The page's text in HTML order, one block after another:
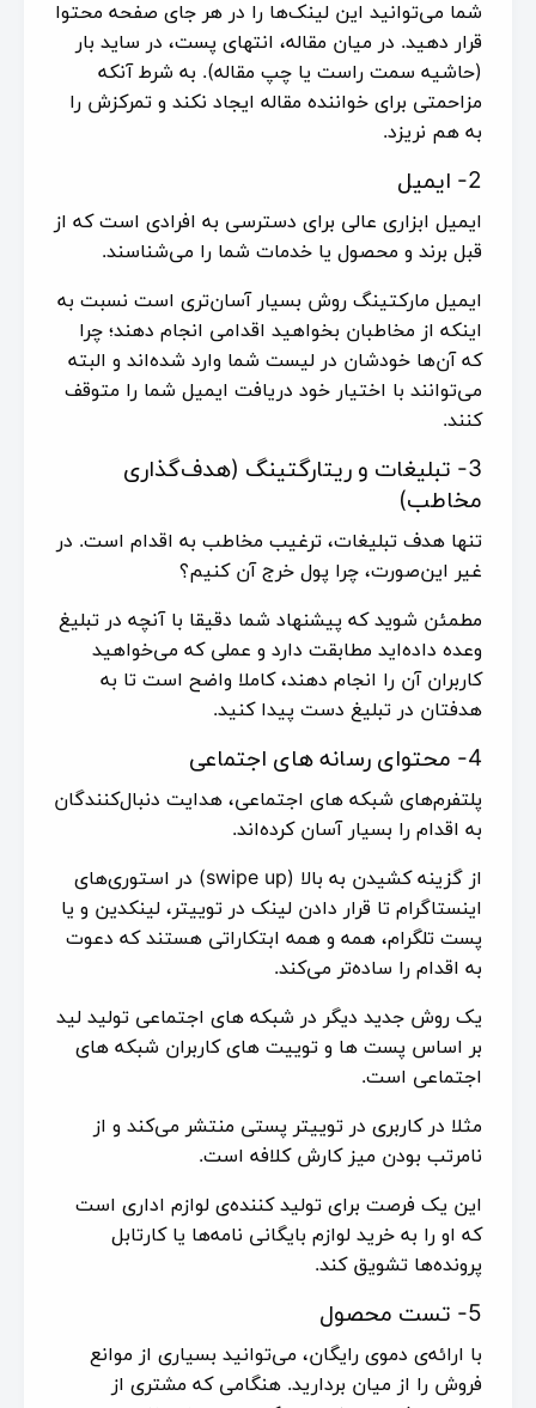
شما می‌توانید این لینک‌ها را در هر جای صفحه محتوا
قرار دهید. در میان مقاله، انتهای پست، در ساید بار
(حاشیه سمت راست یا چپ مقاله). به شرط آنکه
مزاحمتی برای خواننده مقاله ایجاد نکند و تمرکزش را
به هم نریزد.
2- ایمیل
ایمیل ابزاری عالی برای دسترسی به افرادی است که از
قبل برند و محصول یا خدمات شما را می‌شناسند.
ایمیل مارکتینگ روش بسیار آسان‌تری است نسبت به
اینکه از مخاطبان بخواهید اقدامی انجام دهند؛ چرا
که آن‌ها خودشان در لیست شما وارد شده‌اند و البته
می‌توانند با اختیار خود دریافت ایمیل شما را متوقف
کنند.
3- تبلیغات و ریتارگتینگ (هدف‌گذاری
مخاطب)
تنها هدف تبلیغات، ترغیب مخاطب به اقدام است. در
غیر این‌صورت، چرا پول خرج آن کنیم؟
مطمئن شوید که پیشنهاد شما دقیقا با آنچه در تبلیغ
وعده داده‌اید مطابقت دارد و عملی که می‌خواهید
کاربران آن را انجام دهند، کاملا واضح است تا به
هدفتان در تبلیغ دست پیدا کنید.
4- محتوای رسانه های اجتماعی
پلتفرم‌های شبکه های اجتماعی، هدایت دنبال‌کنندگان
به اقدام را بسیار آسان کرده‌اند.
از گزینه کشیدن به بالا (swipe up) در استوری‌های
اینستاگرام تا قرار دادن لینک در توییتر، لینکدین و یا
پست تلگرام، همه و همه ابتکاراتی هستند که دعوت
به اقدام را ساده‌تر می‌کند.
یک روش جدید دیگر در شبکه های اجتماعی تولید لید
بر اساس پست ها و توییت های کاربران شبکه های
اجتماعی است.
مثلا در کاربری در توییتر پستی منتشر می‌کند و از
نامرتب بودن میز کارش کلافه است.
این یک فرصت برای تولید کننده‌ی لوازم اداری است
که او را به خرید لوازم بایگانی نامه‌ها یا کارتابل
پرونده‌ها تشویق کند.
5- تست محصول
با ارائه‌ی دموی رایگان، می‌توانید بسیاری از موانع
فروش را از میان بردارید. هنگامی که مشتری از